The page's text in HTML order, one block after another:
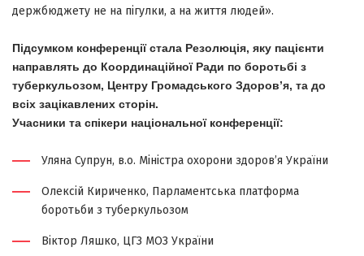
держбюджету не на пігулки, а на життя людей».
Підсумком конференції стала Резолюція, яку пацієнти
направлять до Координаційної Ради по боротьбі з
туберкульозом, Центру Громадського Здоров’я, та до
всіх зацікавлених сторін.
Учасники та спікери національної конференції:
Уляна Супрун, в.о. Міністра охорони здоров’я України
Олексій Кириченко, Парламентська платформа
боротьби з туберкульозом
Віктор Ляшко, ЦГЗ МОЗ України